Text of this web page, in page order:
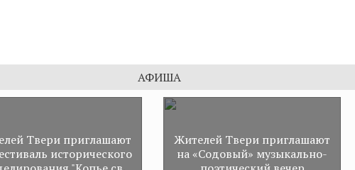
АФИША
Твери приглашают
исторического
Жителей Твери приглашают
на «Содовый» музыкально-